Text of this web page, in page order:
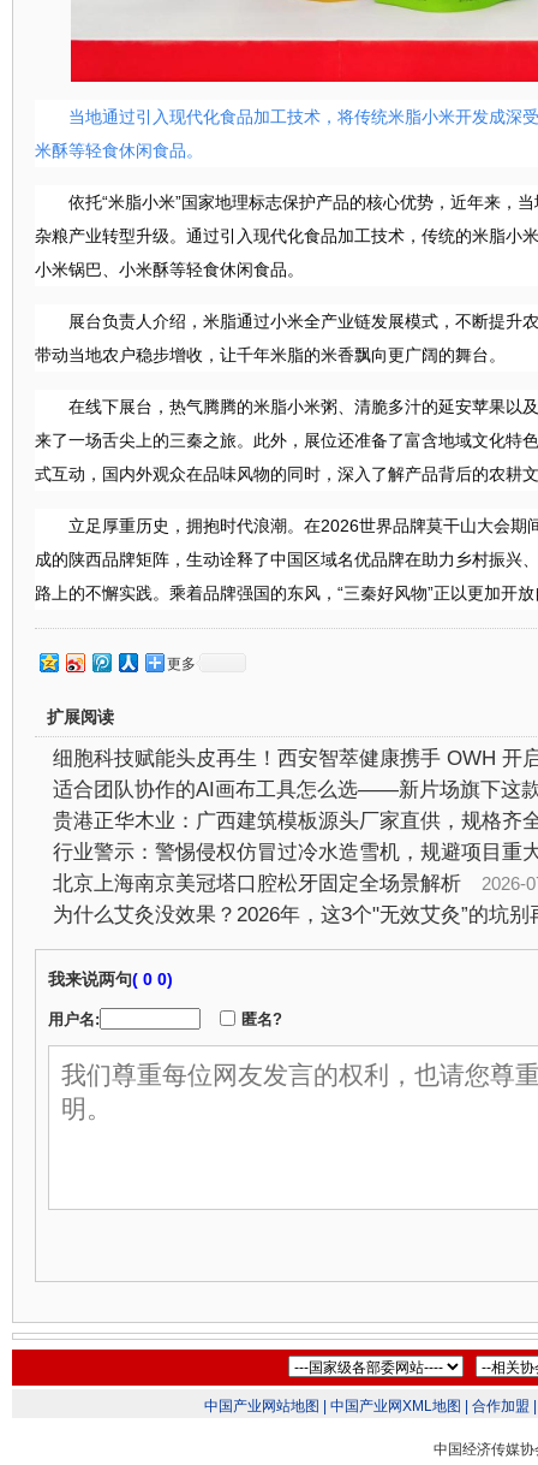
当地通过引入现代化食品加工技术，将传统米脂小米开发成深
米酥等轻食休闲食品。
依托“米脂小米”国家地理标志保护产品的核心优势，近年来，
杂粮产业转型升级。通过引入现代化食品加工技术，传统的米脂小
小米锅巴、小米酥等轻食休闲食品。
展台负责人介绍，米脂通过小米全产业链发展模式，不断提升
带动当地农户稳步增收，让千年米脂的米香飘向更广阔的舞台。
在线下展台，热气腾腾的米脂小米粥、清脆多汁的延安苹果以
来了一场舌尖上的三秦之旅。此外，展位还准备了富含地域文化特
式互动，国内外观众在品味风物的同时，深入了解产品背后的农耕
立足厚重历史，拥抱时代浪潮。在2026世界品牌莫干山大会期
成的陕西品牌矩阵，生动诠释了中国区域名优品牌在助力乡村振兴
路上的不懈实践。乘着品牌强国的东风， “三秦好风物”正以更加开
更多
扩展阅读
行业警示：警惕侵权仿冒过冷水造雪机，规避项目重
北京上海南京美冠塔口腔松牙固定全场景解析
2026-07-
为什么艾灸没效果？2026年，这3个"无效艾灸”的坑别
我来说两句( 0 0)
用户名: 匿名?
中国产业网站地图 | 中国产业网XML地图 | 合作加盟 |
中国经济传媒